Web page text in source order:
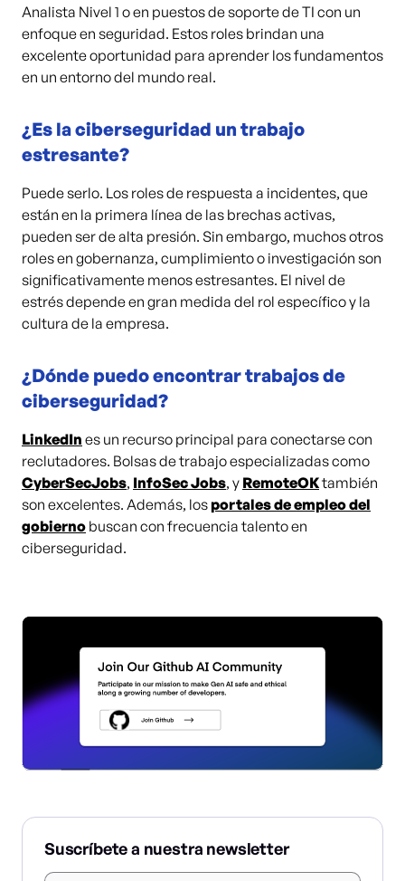
Analista Nivel 1 o en puestos de soporte de TI con un
enfoque en seguridad. Estos roles brindan una
excelente oportunidad para aprender los fundamentos
en un entorno del mundo real.
¿Es la ciberseguridad un trabajo
estresante?
Puede serlo. Los roles de respuesta a incidentes, que
están en la primera línea de las brechas activas,
pueden ser de alta presión. Sin embargo, muchos otros
roles en gobernanza, cumplimiento o investigación son
significativamente menos estresantes. El nivel de
estrés depende en gran medida del rol específico y la
cultura de la empresa.
¿Dónde puedo encontrar trabajos de
ciberseguridad?
LinkedIn es un recurso principal para conectarse con
reclutadores. Bolsas de trabajo especializadas como
CyberSecJobs, InfoSec Jobs, y RemoteOKtambién
son excelentes. Además, losportales de empleo del
gobierno buscan con frecuencia talento en
ciberseguridad.
Suscríbete a nuestra newsletter